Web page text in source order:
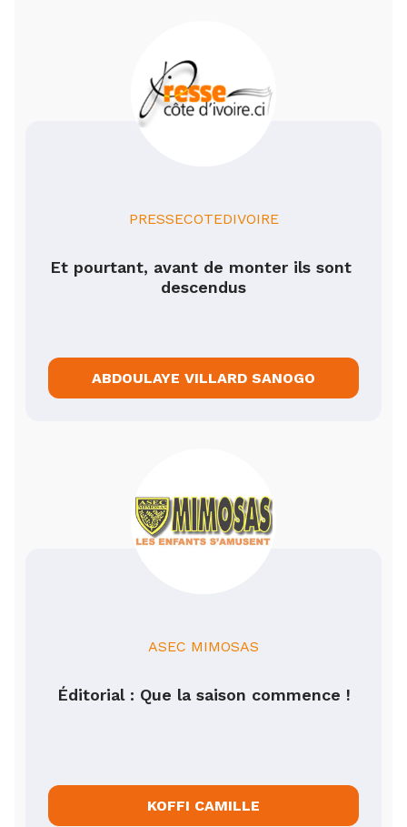
PRESSECOTEDIVOIRE
Et pourtant, avant de monter ils sont
descendus
ABDOULAYE VILLARD SANOGO
ASEC MIMOSAS
Éditorial : Que la saison commence !
KOFFI CAMILLE